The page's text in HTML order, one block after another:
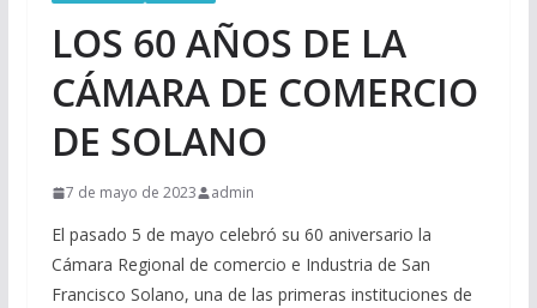
LOS 60 AÑOS DE LA
CÁMARA DE COMERCIO
DE SOLANO
7 de mayo de 2023 admin
El pasado 5 de mayo celebró su 60 aniversario la
Cámara Regional de comercio e Industria de San
Francisco Solano, una de las primeras instituciones de